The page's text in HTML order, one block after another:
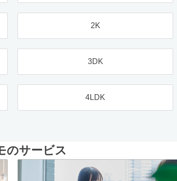
2K
3DK
4LDK
のサービス